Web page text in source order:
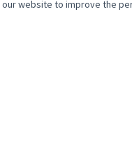
our website to improve the